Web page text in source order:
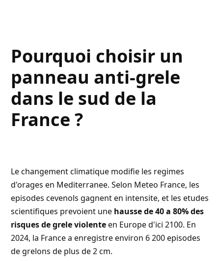
Pourquoi choisir un
panneau anti-grele
dans le sud de la
France ?
Le changement climatique modifie les regimes
d'orages en Mediterranee. Selon Meteo France, les
episodes cevenols gagnent en intensite, et les etudes
scientifiques prevoient une hausse de 40 a 80% des
risques de grele violenteen Europe d'ici 2100. En
2024, la France a enregistre environ 6 200 episodes
de grelons de plus de 2 cm.